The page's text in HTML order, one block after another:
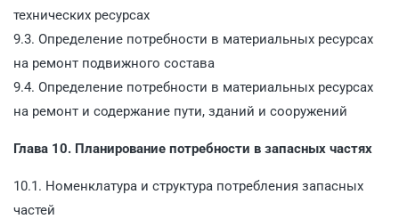
технических ресурсах
9.3. Определение потребности в материальных ресурсах
на ремонт подвижного состава
9.4. Определение потребности в материальных ресурсах
на ремонт и содержание пути, зданий и сооружений
Глава 10. Планирование потребности в запасных частях
10.1. Номенклатура и структура потребления запасных
частей